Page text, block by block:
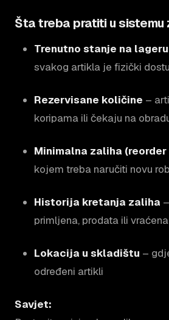
Šta treba pratiti u sistemu
Trenutno stanje na lageru
svakog artikla je fizički
Rezervisane količine –
koripama ili čekaju na
Minimalna zaliha
kojem treba naručiti novu
Historija kretanja zaliha
primljena, prodata ili vraćena
Lokacija u skladištu –
određeni artikli
Savjet: